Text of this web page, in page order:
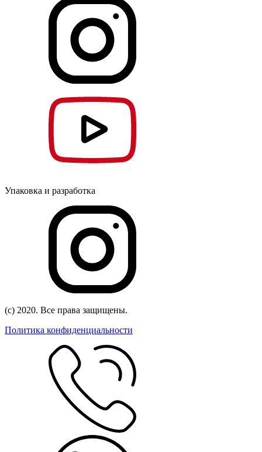
Упаковка и разработка
(с) 2020. Все права защищены.
Политика конфиденциальности